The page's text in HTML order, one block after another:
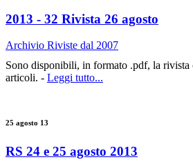
2013 - 32 Rivista 26 agosto
Archivio Riviste dal 2007
Sono disponibili, in formato .pdf, la rivista
articoli. - Leggi tutto...
25 agosto 13
RS 24 e 25 agosto 2013